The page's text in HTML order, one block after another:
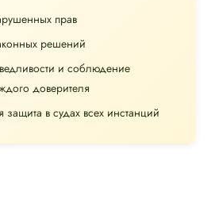
прав
решений
и соблюдение
доверителя
в судах всех инстанций